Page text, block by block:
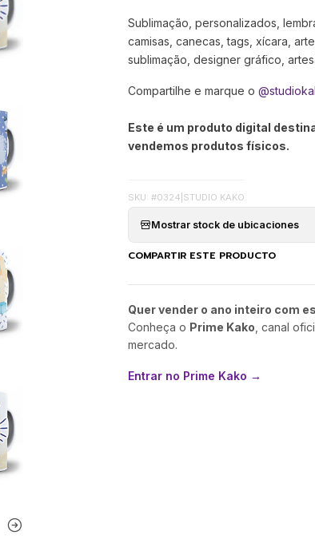
Sublimação, personalizados,
camisas, canecas, tags, xícara,
sublimação, designer gráfico,
Compartilhe e marque o
Este é um produto digital
vendemos produtos físicos.
SKU: #0324 STUDIO KAKO
Mostrar stock de ubicaciones
COMPARTIR ESTE PRODUCTO
Quer vender o ano inteiro com
Conheça o Prime Kako , canal
mercado.
Entrar no Prime Kako →